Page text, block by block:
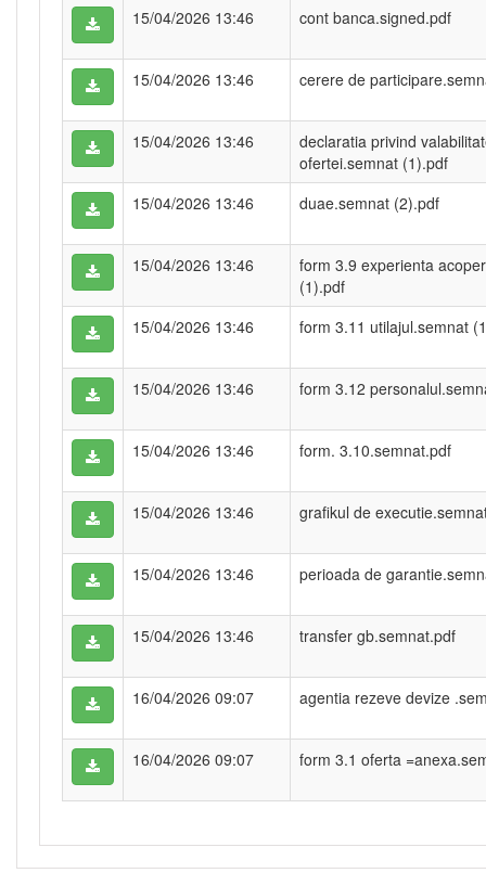
15/04/2026 13:46 cont banca.signed.pdf
15/04/2026 13:46 cerere de
15/04/2026 13:46
declaratia privind
ofertei.semnat (1).pdf
15/04/2026 13:46
duae.semnat (2).pdf
15/04/2026 13:46
form 3.9 experienta
(1).pdf
15/04/2026 13:46
form 3.11 utilajul.semnat
15/04/2026 13:46 form 3.12
15/04/2026 13:46 form. 3.10.semnat.pdf
15/04/2026 13:46 grafikul de
15/04/2026 13:46 perioada de
15/04/2026 13:46 transfer gb.semnat.pdf
16/04/2026 09:07 agentia rezeve devize
16/04/2026 09:07 form 3.1 oferta